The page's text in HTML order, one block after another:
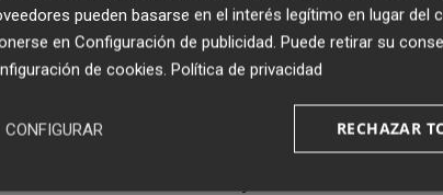
un leve descenso hasta situarse en un 58,6%
político
de la deuda "distorsiona" el
las comunidades con el Ejecutivo central. La
pueden basarse en el interés legítimo en lugar del
en Configuración de publicidad. Puede retirar su
de cookies. Política de privacidad
RECHAZAR
CONFIGURAR